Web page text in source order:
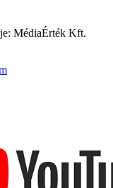
MédiaÉrték Kft.